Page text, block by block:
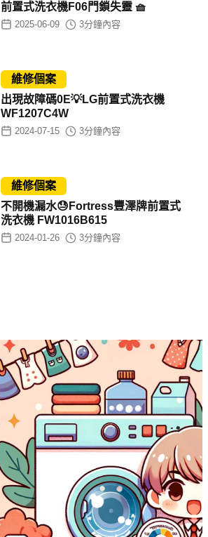
前置式洗衣機F06門鎖失靈 🧺
2025-06-09 3分鐘內容
維修個案
出現故障碼0E💡LG前置式洗衣機
WF1207C4W
2024-07-15 3分鐘內容
維修個案
不開機漏水😓Fortress豐澤牌前置式
洗衣機 FW1016B615
2024-01-26 3分鐘內容